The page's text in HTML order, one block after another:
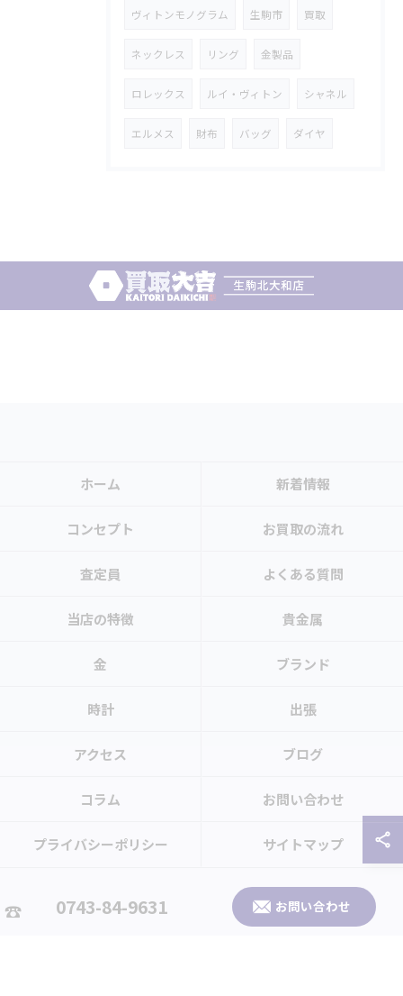
ヴィトンモノグラム 生駒市 買取
ネックレス リング 金製品
ロレックス ルイ・ヴィトン シャネル
エルメス 財布 バッグ ダイヤ
0743-84-9631 お問い合わせ
ホーム 新着情報
コンセプト お買取の流れ
査定員 よくある質問
当店の特徴 貴金属
金 ブランド
時計 出張
アクセス ブログ
コラム お問い合わせ
プライバシーポリシー サイトマップ
© 2026 奈良県生駒市のお買取なら買取大吉 生駒北大和店 ALL RIGHTS